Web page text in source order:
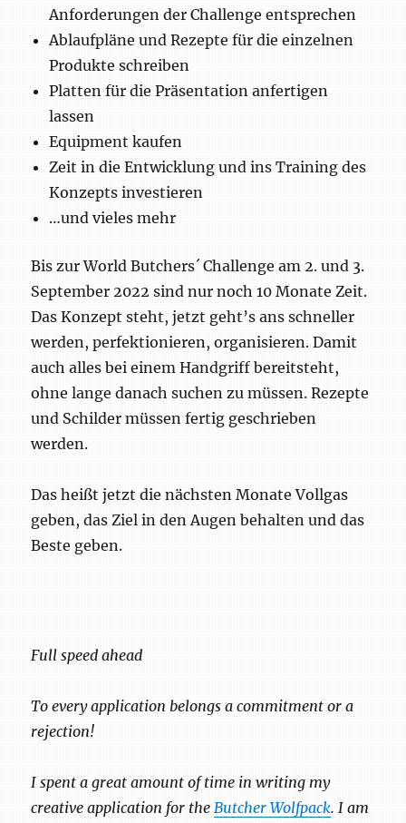
Anforderungen der Challenge entsprechen
Ablaufpläne und Rezepte für die einzelnen
Produkte schreiben
Platten für die Präsentation anfertigen
lassen
Equipment kaufen
Zeit in die Entwicklung und ins Training des
Konzepts investieren
…und vieles mehr
Bis zur World Butchers´ Challenge am 2. und 3.
September 2022 sind nur noch 10 Monate Zeit.
Das Konzept steht, jetzt geht’s ans schneller
werden, perfektionieren, organisieren. Damit
auch alles bei einem Handgriff bereitsteht,
ohne lange danach suchen zu müssen. Rezepte
und Schilder müssen fertig geschrieben
werden.
Das heißt jetzt die nächsten Monate Vollgas
geben, das Ziel in den Augen behalten und das
Beste geben.
Full speed ahead
To every application belongs a commitment or a
rejection!
I spent a great amount of time in writing my
creative application for theButcher Wolfpack. I am